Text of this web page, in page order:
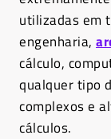
utilizadas em
engenharia,
cálculo,
qualquer tipo
complexos e
cálculos.